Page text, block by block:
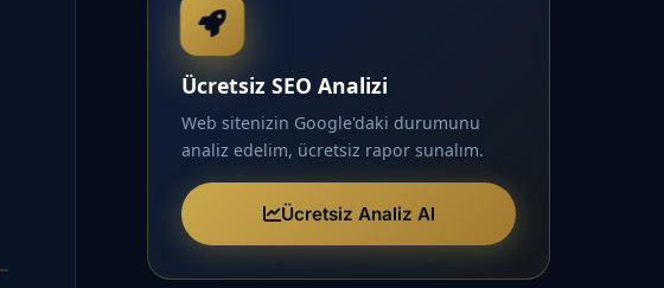
Ücretsiz SEO Analizi
Web sitenizin Google'daki durumunu
analiz edelim, ücretsiz rapor sunalım.
Ücretsiz Analiz Al